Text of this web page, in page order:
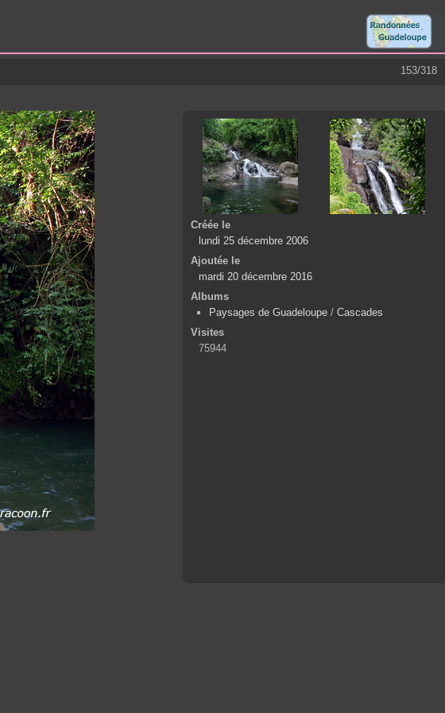
153/318
Créée le
lundi 25 décembre 2006
Ajoutée le
mardi 20 décembre 2016
Albums
Paysages de Guadeloupe / Cascades
Visites
75944